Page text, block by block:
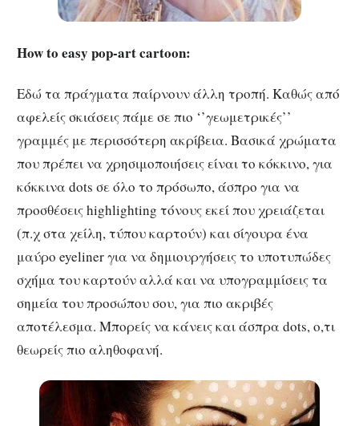
How to easy pop-art cartoon:
Εδώ τα πράγματα παίρνουν άλλη τροπή. Καθώς από
αφελείς σκιάσεις πάμε σε πιο ‘’γεωμετρικές’’
γραμμές με περισσότερη ακρίβεια. Βασικά χρώματα
που πρέπει να χρησιμοποιήσεις είναι το κόκκινο, για
κόκκινα dots σε όλο το πρόσωπο, άσπρο για να
προσθέσεις highlighting τόνους εκεί που χρειάζεται
(π.χ στα χείλη, τύπου καρτούν) και σίγουρα ένα
μαύρο eyeliner για να δημιουργήσεις το υποτυπώδες
σχήμα του καρτούν αλλά και να υπογραμμίσεις τα
σημεία του προσώπου σου, για πιο ακριβές
αποτέλεσμα. Μπορείς να κάνεις και άσπρα dots, ο,τι
θεωρείς πιο αληθοφανή.